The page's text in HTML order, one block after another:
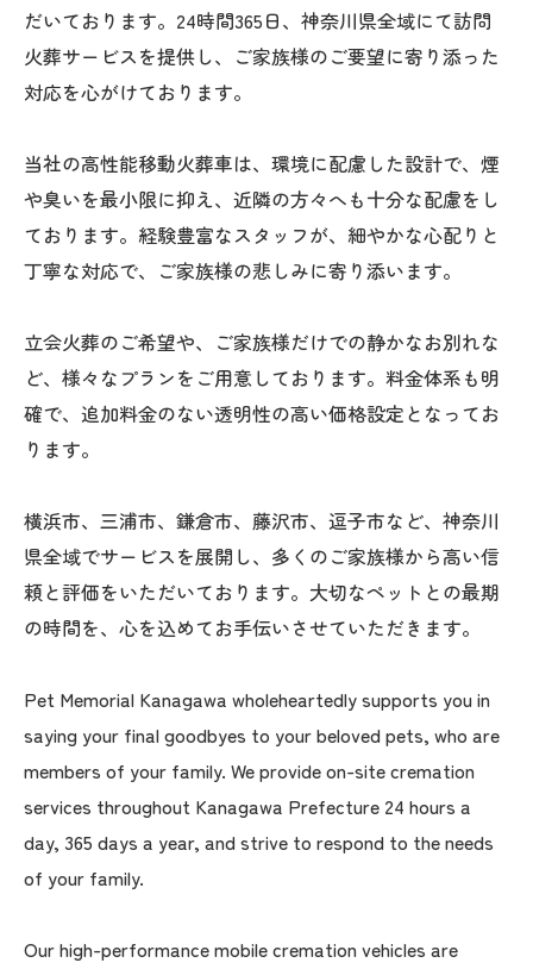
だいております。24時間365日、神奈川県全域にて訪問
火葬サービスを提供し、ご家族様のご要望に寄り添った
対応を心がけております。
当社の高性能移動火葬車は、環境に配慮した設計で、煙
や臭いを最小限に抑え、近隣の方々へも十分な配慮をし
ております。経験豊富なスタッフが、細やかな心配りと
丁寧な対応で、ご家族様の悲しみに寄り添います。
立会火葬のご希望や、ご家族様だけでの静かなお別れな
ど、様々なプランをご用意しております。料金体系も明
確で、追加料金のない透明性の高い価格設定となってお
ります。
横浜市、三浦市、鎌倉市、藤沢市、逗子市など、神奈川
県全域でサービスを展開し、多くのご家族様から高い信
頼と評価をいただいております。大切なペットとの最期
の時間を、心を込めてお手伝いさせていただきます。
Pet Memorial Kanagawa wholeheartedly supports you in
saying your final goodbyes to your beloved pets, who are
members of your family. We provide on-site cremation
services throughout Kanagawa Prefecture 24 hours a
day, 365 days a year, and strive to respond to the needs
of your family.
Our high-performance mobile cremation vehicles are